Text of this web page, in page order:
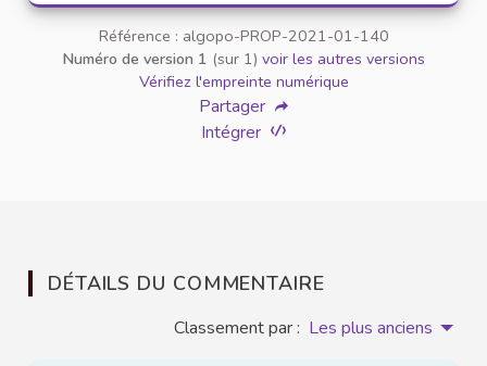
Référence : algopo-PROP-2021-01-140
Numéro de version 1 (sur 1) voir les autres versions
Vérifiez l'empreinte numérique
Partager
Intégrer
DÉTAILS DU COMMENTAIRE
Classement par : Les plus anciens